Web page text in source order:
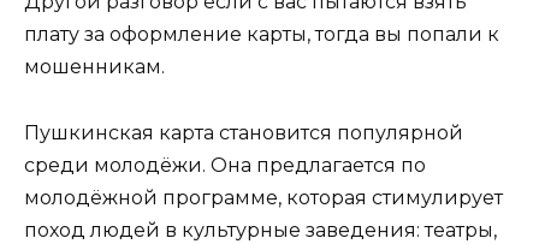
плату за оформление карты, тогда вы попали к
мошенникам.
Пушкинская карта становится популярной
среди молодёжи. Она предлагается по
молодёжной программе, которая стимулирует
поход людей в культурные заведения: театры,